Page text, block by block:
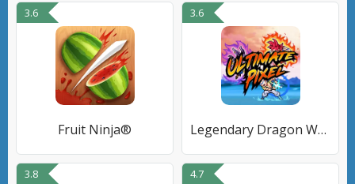
3.6
Fruit Ninja®
3.6
Legendary Dragon Warrior 2
3.8 4.7